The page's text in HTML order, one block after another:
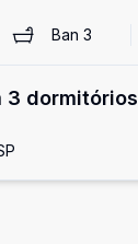
Ban3
dormitórios,